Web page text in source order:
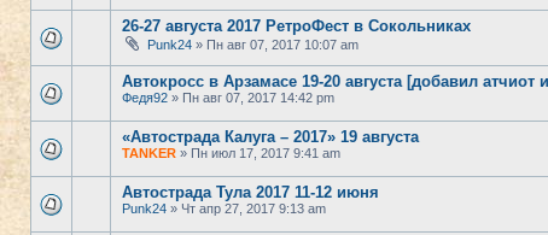
26-27 августа 2017 РетроФест в Сокольниках
Punk24 » Пн авг 07, 2017 10:07 am
Автокросс в Арзамасе 19-20 августа [добавил атчиот
Федя92 » Пн авг 07, 2017 14:42 pm
«Автострада Калуга – 2017» 19 августа
TANKER » Пн июл 17, 2017 9:41 am
Автострада Тула 2017 11-12 июня
Punk24 » Чт апр 27, 2017 9:13 am